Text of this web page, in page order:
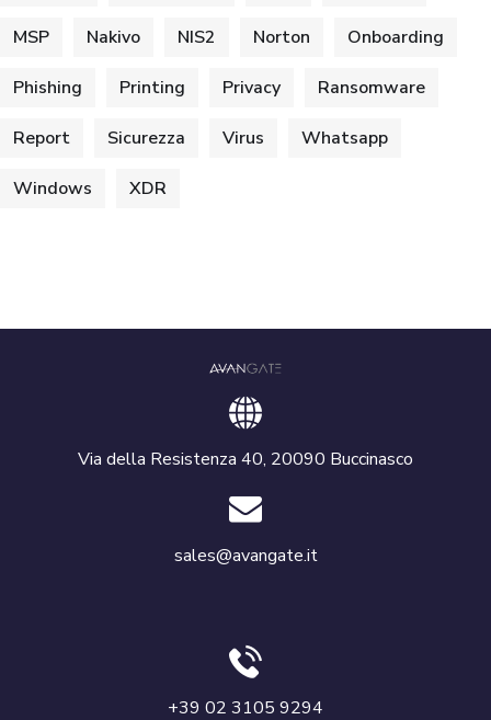
MSP Nakivo NIS2 Norton Onboarding
Phishing Printing Privacy Ransomware
Report Sicurezza Virus Whatsapp
Windows XDR
Via della Resistenza 40, 20090 Buccinasco
sales@avangate.it
+39 02 3105 9294